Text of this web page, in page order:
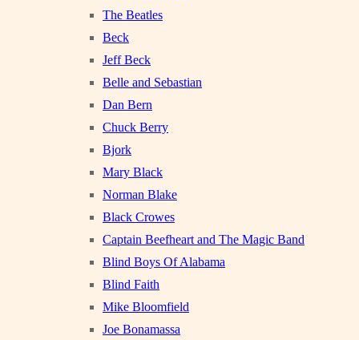
The Beatles
Beck
Jeff Beck
Belle and Sebastian
Dan Bern
Chuck Berry
Bjork
Mary Black
Norman Blake
Black Crowes
Captain Beefheart and The Magic Band
Blind Boys Of Alabama
Blind Faith
Mike Bloomfield
Joe Bonamassa